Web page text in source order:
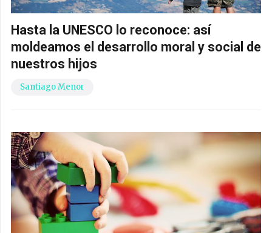
Hasta la UNESCO lo reconoce: así
moldeamos el desarrollo moral y social de
nuestros hijos
Santiago Menor